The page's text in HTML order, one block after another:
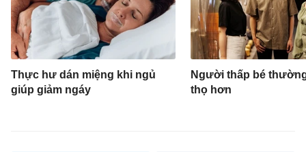
Thực hư dán miệng khi ngủ
giúp giảm ngáy
Người thấp bé
thọ hơn